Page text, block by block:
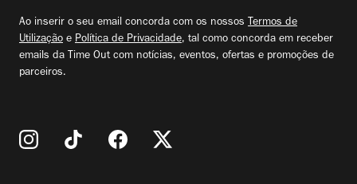
Ao inserir o seu email concorda com os nossos Termos de
Utilização e Política de Privacidade, tal como concorda em receber
emails da Time Out com notícias, eventos, ofertas e promoções de
parceiros.